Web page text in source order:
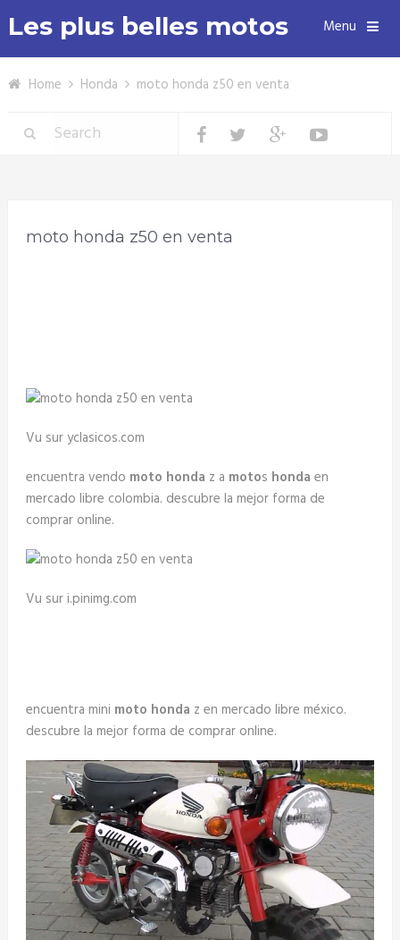
Les plus belles motos Menu
Home Honda moto honda z50 en venta
moto honda z50 en venta
Vu sur yclasicos.com
encuentra vendo moto honda z a motos honda en
mercado libre colombia. descubre la mejor forma de
comprar online.
Vu sur i.pinimg.com
encuentra mini moto honda z en mercado libre méxico.
descubre la mejor forma de comprar online.